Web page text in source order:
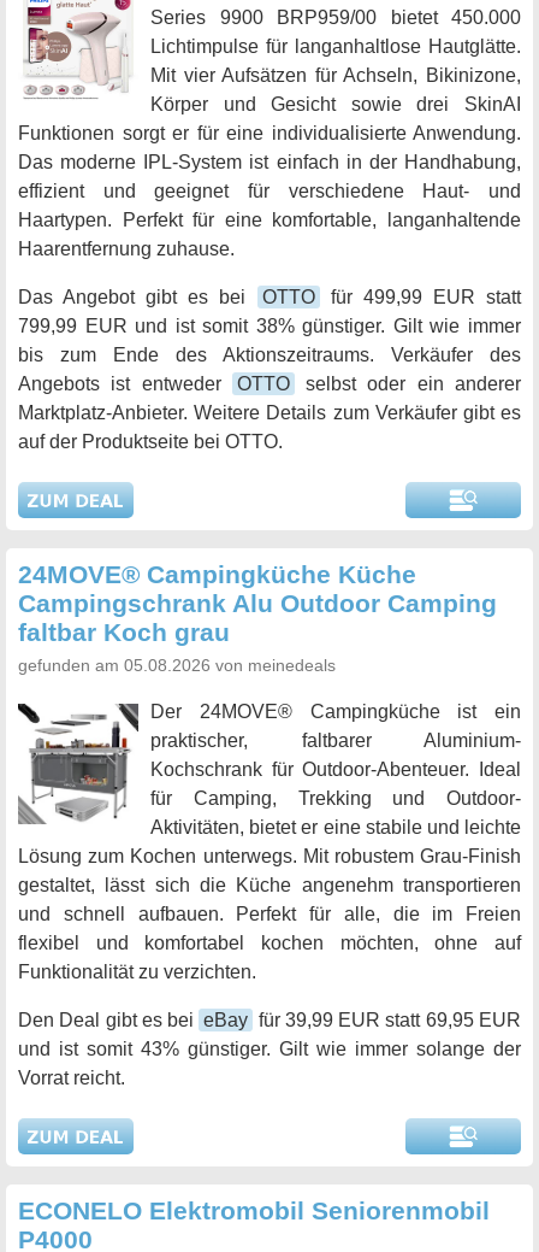
Series 9900 BRP959/00 bietet 450.000
Lichtimpulse für langanhaltlose Hautglätte.
Mit vier Aufsätzen für Achseln, Bikinizone,
Körper und Gesicht sowie drei SkinAI
Funktionen sorgt er für eine individualisierte Anwendung.
Das moderne IPL-System ist einfach in der Handhabung,
effizient und geeignet für verschiedene Haut- und
Haartypen. Perfekt für eine komfortable, langanhaltende
Haarentfernung zuhause.
Das Angebot gibt es bei OTTO
für 499,99 EUR statt
799,99 EUR und ist somit 38% günstiger. Gilt wie immer
bis zum Ende des Aktionszeitraums. Verkäufer des
Angebots ist entweder
OTTO
selbst oder ein anderer
Marktplatz-Anbieter. Weitere Details zum Verkäufer gibt es
auf der Produktseite bei OTTO.
24MOVE® Campingküche Küche
Campingschrank Alu Outdoor Camping
faltbar Koch grau
gefunden am 05.08.2026 von meinedeals
Der 24MOVE® Campingküche ist ein
praktischer, faltbarer Aluminium-
Kochschrank für Outdoor-Abenteuer. Ideal
für Camping, Trekking und Outdoor-
Aktivitäten, bietet er eine stabile und leichte
Lösung zum Kochen unterwegs. Mit robustem Grau-Finish
gestaltet, lässt sich die Küche angenehm transportieren
und schnell aufbauen. Perfekt für alle, die im Freien
flexibel und komfortabel kochen möchten, ohne auf
Funktionalität zu verzichten.
Den Deal gibt es bei eBay für 39,99 EUR statt 69,95 EUR
und ist somit 43% günstiger. Gilt wie immer solange der
Vorrat reicht.
ECONELO Elektromobil Seniorenmobil
P4000